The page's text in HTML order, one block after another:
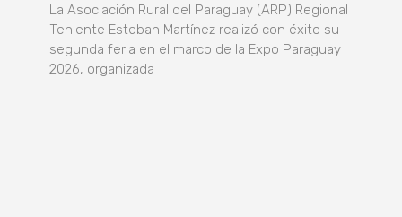
La Asociación Rural del Paraguay (ARP) Regional
Teniente Esteban Martínez realizó con éxito su
segunda feria en el marco de la Expo Paraguay
2026, organizada